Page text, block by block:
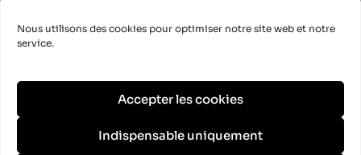
Nous utilisons des cookies pour optimiser notre site web et notre
service.
Accepter les cookies
Indispensable uniquement
•
•
Plan du site